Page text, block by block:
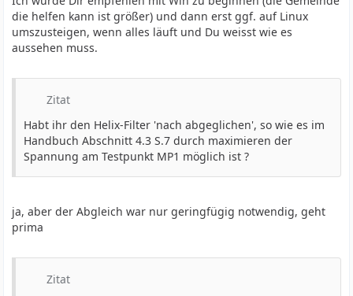
die helfen kann ist größer) und dann erst ggf. auf Linux
umszusteigen, wenn alles läuft und Du weisst wie es
aussehen muss.
Zitat
Habt ihr den Helix-Filter 'nach abgeglichen', so wie es im
Handbuch Abschnitt 4.3 S.7 durch maximieren der
Spannung am Testpunkt MP1 möglich ist ?
ja, aber der Abgleich war nur geringfügig notwendig, geht
prima
Zitat